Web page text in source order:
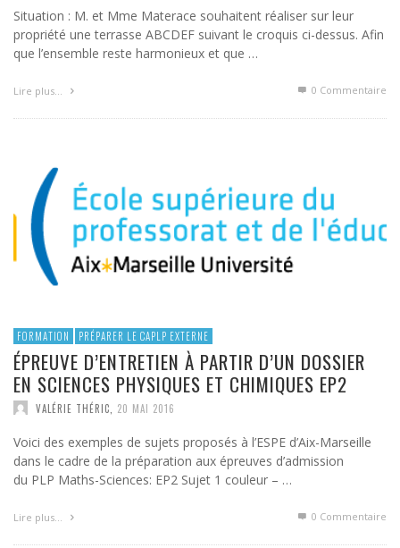
Situation : M. et Mme Materace souhaitent réaliser sur leur
propriété une terrasse ABCDEF suivant le croquis ci-dessus. Afin
que l’ensemble reste harmonieux et que …
Lire plus… 0 Commentaire
FORMATION PRÉPARER LE CAPLP EXTERNE
ÉPREUVE D’ENTRETIEN À PARTIR D’UN DOSSIER
EN SCIENCES PHYSIQUES ET CHIMIQUES EP2
VALÉRIE THÉRIC 20 MAI 2016
Voici des exemples de sujets proposés à l’ESPE d’Aix-Marseille
dans le cadre de la préparation aux épreuves d’admission
du PLP Maths-Sciences: EP2 Sujet 1 couleur – …
Lire plus… 0 Commentaire